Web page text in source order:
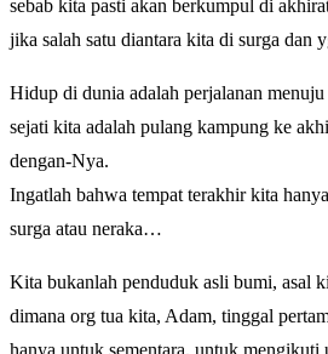
sebab kita pasti akan berkumpul di
jika salah satu diantara kita di surga dan
Hidup di dunia adalah perjalanan
sejati kita adalah pulang kampung ke
dengan-Nya.
Ingatlah bahwa tempat terakhir kita
surga atau neraka…
Kita bukanlah penduduk asli bumi, asal
dimana org tua kita, Adam, tinggal
hanya untuk sementara, untuk mengikuti